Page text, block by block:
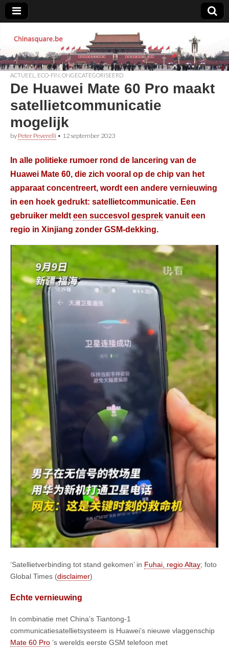
Chinasquare.be
ACTUEEL ECO-FIN ONGECATEGORISEERD
De Huawei Mate 60 Pro maakt
satellietcommunicatie
mogelijk
by Peter Peverelli • 12 september 2023
In alle politieke rumoer rond de lancering van de
Huawei Mate 60, die zich vooral op de chip van het
apparaat concentreert, wordt een andere vernieuwing
in een hoek gedrukt: satellietcommunicatie. Een
gebruiker meldt een succesvol gesprek vanuit een
regio in Xinjiang zonder GSM-dekking.
‘Satellietverbinding tot stand gekomen’ in Fuhai, regio Altay; foto
Global Times (disclaimer)
Echte vernieuwing
In combinatie met China’s Tiantong-1
communicatiesatellietsysteem is Huawei’s nieuwe vlaggenschip
Mate 60 Pro ’s werelds eerste GSM telefoon met